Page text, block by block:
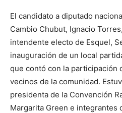
El candidato a diputado
Cambio Chubut, Ignacio
intendente electo de Esquel,
inauguración de un local
que contó con la participación
vecinos de la comunidad.
presidenta de la Convención
Margarita Green e integrantes